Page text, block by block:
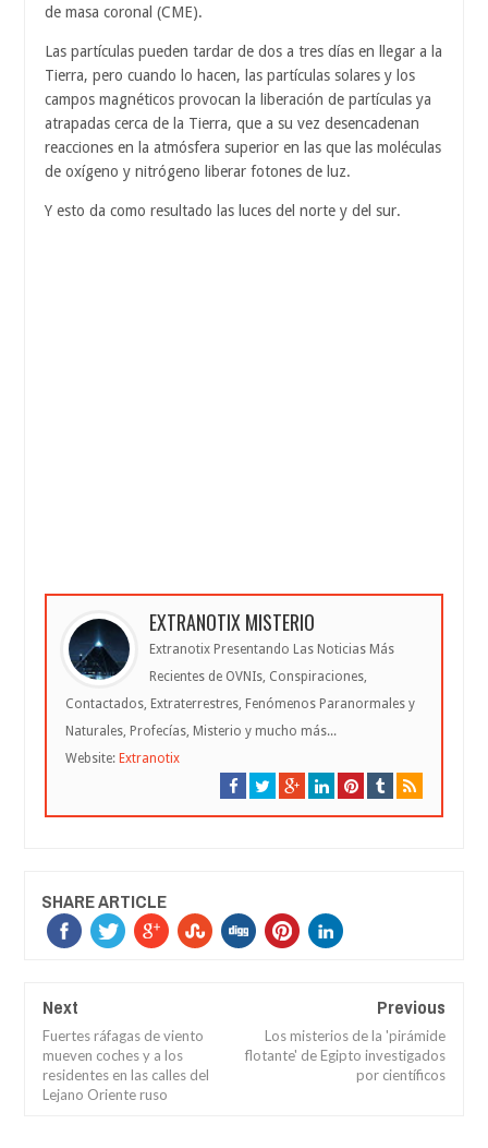
de masa coronal (CME).
Las partículas pueden tardar de dos a tres días en llegar a la
Tierra, pero cuando lo hacen, las partículas solares y los
campos magnéticos provocan la liberación de partículas ya
atrapadas cerca de la Tierra, que a su vez desencadenan
reacciones en la atmósfera superior en las que las moléculas
de oxígeno y nitrógeno liberar fotones de luz.
Y esto da como resultado las luces del norte y del sur.
EXTRANOTIX MISTERIO
Extranotix Presentando Las Noticias Más
Recientes de OVNIs, Conspiraciones,
Contactados, Extraterrestres, Fenómenos Paranormales y
Naturales, Profecías, Misterio y mucho más...
Website: Extranotix
SHARE ARTICLE
Next
Fuertes ráfagas de viento
mueven coches y a los
residentes en las calles del
Lejano Oriente ruso
Previous
Los misterios de la 'pirámide
flotante' de Egipto investigados
por científicos